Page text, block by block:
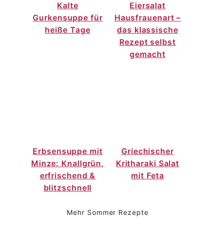
Kalte
Gurkensuppe für
heiße Tage
Eiersalat
Hausfrauenart –
das klassische
Rezept selbst
gemacht
Erbsensuppe mit
Minze: Knallgrün,
erfrischend &
blitzschnell
Griechischer
Kritharaki Salat
mit Feta
Mehr Sommer Rezepte